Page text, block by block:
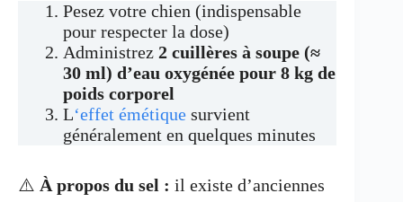
Pesez votre chien (indispensable
pour respecter la dose)
Administrez 2 cuillères à soupe (≈
30 ml) d’eau oxygénée pour 8 kg de
poids corporel
L‘effet émétique survient
généralement en quelques minutes
⚠️ À propos du sel : il existe d’anciennes